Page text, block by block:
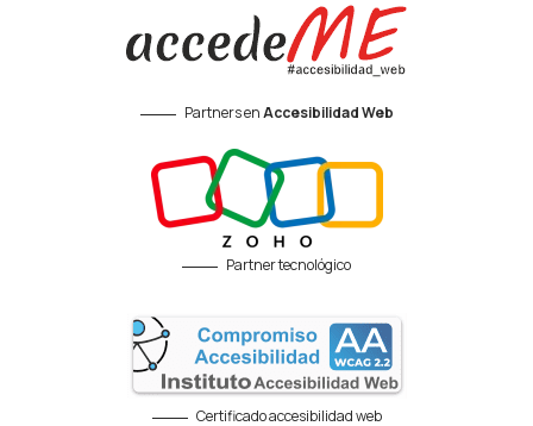
Partners enAccesibilidad Web
Partner tecnológico
Certificado accesibilidad web